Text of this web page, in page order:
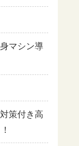
マシン導
策付き高